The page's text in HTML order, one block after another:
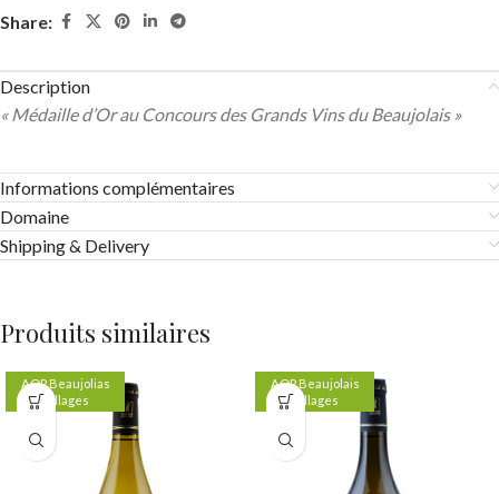
Share:
Description
« Médaille d’Or au Concours des Grands Vins du Beaujolais »
Informations complémentaires
Domaine
Shipping & Delivery
Produits similaires
AOP Beaujolias
Villages
AOP Beaujolais
Villages